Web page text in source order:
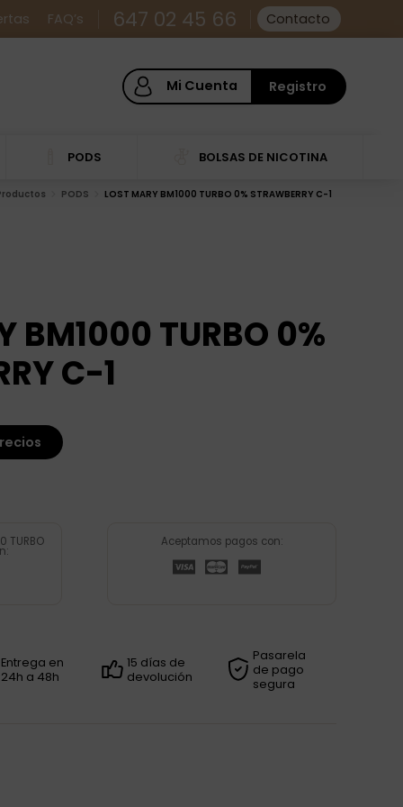
FAQ’s 647 02 45 66 Contacto
Mi Cuenta Registro
PODS BOLSAS DE NICOTINA
PODS LOST MARY BM1000 TURBO 0% STRAWBERRY C-1
BM1000 TURBO 0%
C-1
TURBO Aceptamos pagos con:
Entrega en
24h a 48h
15 días de
devolución
Pasarela
de pago
segura